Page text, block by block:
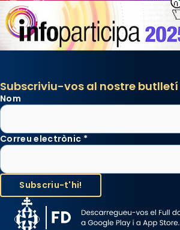
Subscriviu-vos al nostre
Nom
Correu electrònic *